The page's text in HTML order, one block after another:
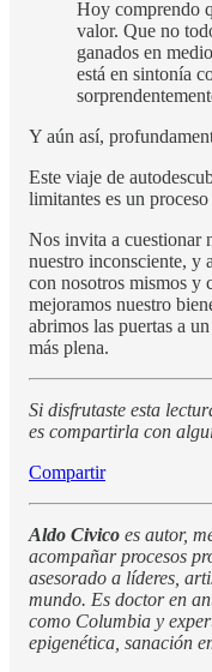
Hoy comprendo
valor. Que no
ganados en
está en sintonía
Y aún así,
Este viaje de
limitantes es un
Nos invita a cuestionar
nuestro inconsciente, y
con nosotros mismos y
mejoramos nuestro
abrimos las puertas a
más plena.
Si disfrutaste esta
es compartirla con
Compartir
Aldo Civico es autor,
acompañar procesos
asesorado a líderes,
mundo. Es doctor en
como Columbia y
epigenética, sanación